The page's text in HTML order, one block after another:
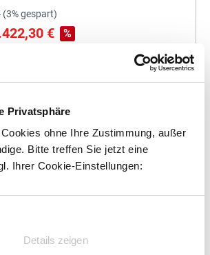
Privatsphäre
ohne Ihre Zustimmung, außer
Bitte treffen Sie jetzt eine
Ihrer Cookie-Einstellungen:
Details zeigen
(3%gespart)
€ %
+
€ %